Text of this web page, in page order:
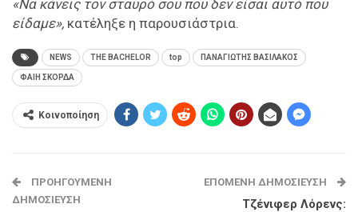
«Να κάνεις τον σταυρό σου που δεν είσαι αυτό που
είδαμε», κατέληξε η παρουσιάστρια.
NEWS THE BACHELOR top ΠΑΝΑΓΙΩΤΗΣ ΒΑΣΙΛΑΚΟΣ
ΦΑΙΗ ΣΚΟΡΔΑ
Κοινοποίηση
ΠΡΟΗΓΟΎΜΕΝΗ
ΔΗΜΟΣΊΕΥΣΗ
ΕΠΌΜΕΝΗ ΔΗΜΟΣΊΕΥΣΗ
Τζένιφερ Λόρενς: